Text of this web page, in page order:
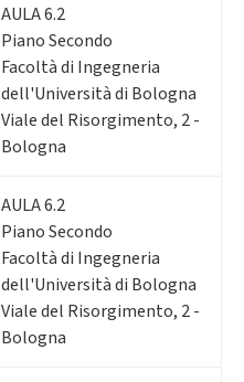
AULA 6.2
Piano Secondo
Facoltà di Ingegneria
dell'Università di Bologna
Viale del Risorgimento, 2 -
Bologna
AULA 6.2
Piano Secondo
Facoltà di Ingegneria
dell'Università di Bologna
Viale del Risorgimento, 2 -
Bologna